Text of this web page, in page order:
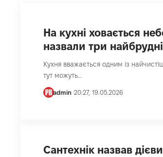
На кухні ховається
назвали три
Кухня вважається одним із
тут можуть…
admin 20:27, 19.05.2026
Сантехнік назвав